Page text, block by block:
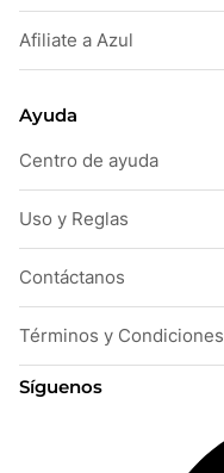
Afiliate a Azul
Ayuda
Centro de ayuda
Uso y Reglas
Contáctanos
Términos y Condiciones
Síguenos